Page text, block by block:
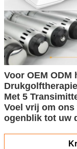
Voor OEM ODM
Met 5
Voel vrij om
ogenblik tot uw